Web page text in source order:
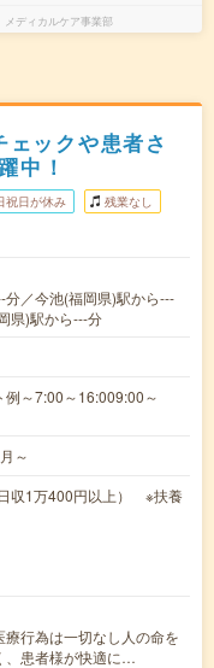
ディカルケア事業部
ックや患者さ
中！
祝日が休み 残業なし
／今池(福岡県)駅から---
県)駅から---分
～7:00～16:009:00～
～
収1万400円以上） ※扶養
行為は一切なし人の命を
、患者様が快適に…